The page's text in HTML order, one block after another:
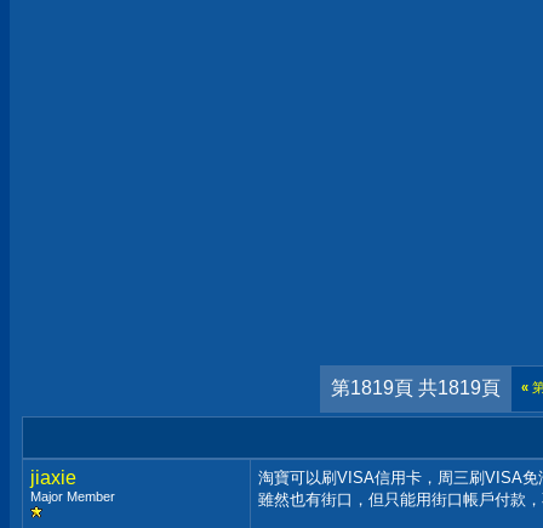
第1819頁 共1819頁 «
jiaxie
Major Member
淘寶可以刷VISA信用卡，周三刷VISA免
雖然也有街口，但只能用街口帳戶付款